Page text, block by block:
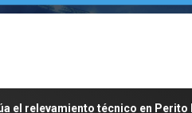
el relevamiento técnico en Perito